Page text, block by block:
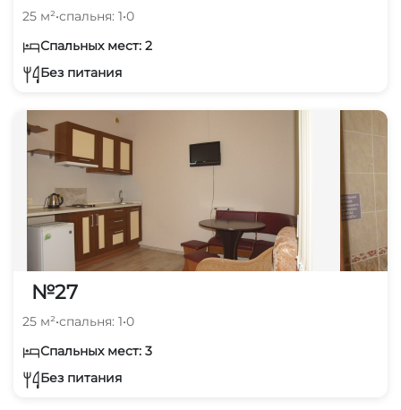
25 м²•спальня: 1•0
Спальных мест: 2
Без питания
№27
25 м²•спальня: 1•0
Спальных мест: 3
Без питания